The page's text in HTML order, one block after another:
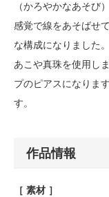
（かろやかなあそび
感覚で線をあそばせ
な構成になりました
あこや真珠を使用し
プのピアスになりま
す。
作品情報
［ 素材 ］